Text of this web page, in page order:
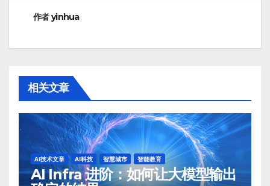
航
作者yinhua
相关文章
AI技术文章 AI科技 智慧城市 智能教育
AI Infra 进阶：如何让大模型输出